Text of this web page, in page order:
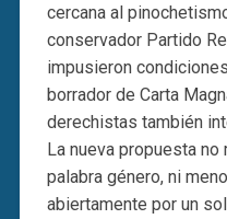
cercana al
conservador Partido
impusieron
borrador de Carta
derechistas también
La nueva propuesta
palabra género, ni
abiertamente por un